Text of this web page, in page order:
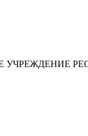
УЧРЕЖДЕНИЕ